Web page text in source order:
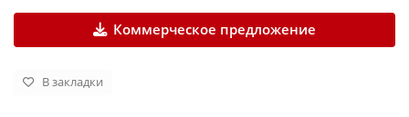
Коммерческое предложение
В закладки